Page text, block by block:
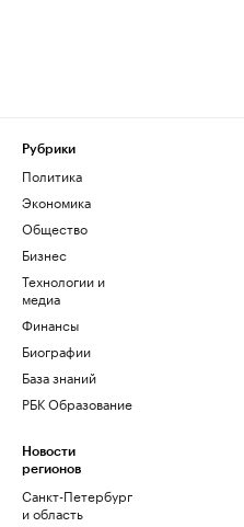
Рубрики
Политика
Экономика
Общество
Бизнес
Технологии и
медиа
Финансы
Биографии
База знаний
РБК Образование
Новости
регионов
Санкт-Петербург
и область